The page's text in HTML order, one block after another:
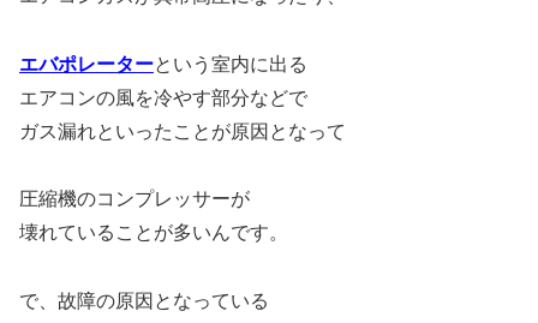
エバポレーターという室内に出る
エアコンの風を冷やす部分などで
ガス漏れといったことが原因となって
圧縮機のコンプレッサーが
壊れていることが多いんです。
で、故障の原因となっている